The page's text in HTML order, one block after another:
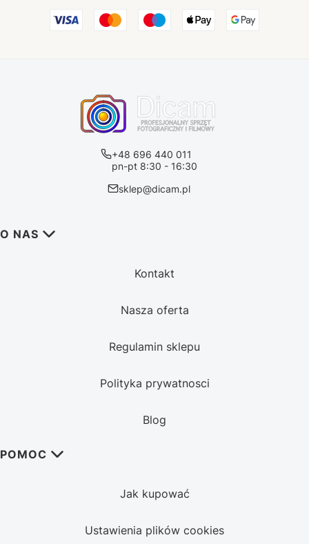
+48 696 440 011
pn-pt 8:30 - 16:30
sklep@dicam.pl
Linki w stopce
O NAS
Kontakt
Nasza oferta
Regulamin sklepu
Polityka prywatnosci
Blog
POMOC
Jak kupować
Ustawienia plików cookies